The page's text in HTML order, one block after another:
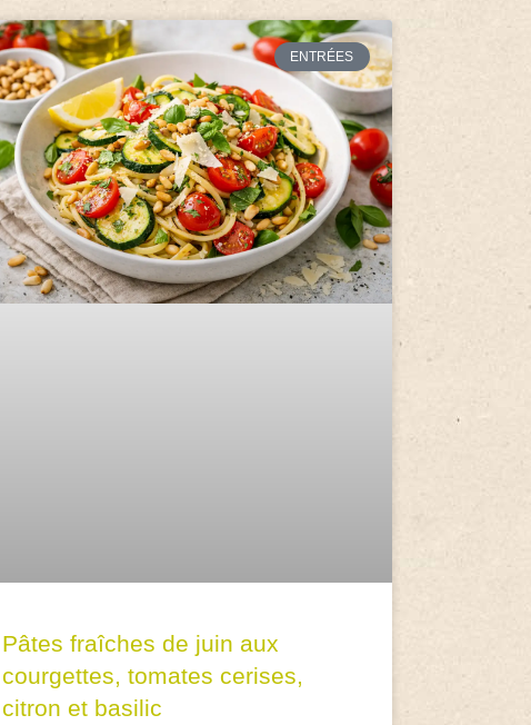
ENTRÉES
Pâtes fraîches de juin aux
courgettes, tomates cerises,
citron et basilic